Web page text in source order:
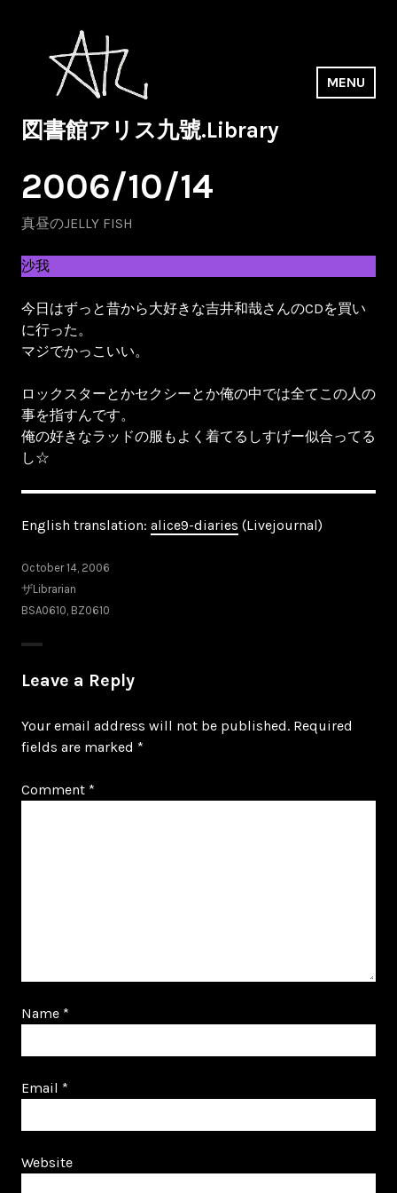
content
図書館アリス九號.Library
MENU
2006/10/14
真昼のJELLY FISH
沙我
今日はずっと昔から大好きな吉井和哉さんのCDを買い
に行った。
マジでかっこいい。
ロックスターとかセクシーとか俺の中では全てこの人の
事を指すんです。
俺の好きなラッドの服もよく着てるしすげー似合ってる
し☆
English translation: alice9-diaries (Livejournal)
October 14, 2006
ザLibrarian
BSA0610, BZ0610
Leave a Reply
Your email address will not be published. Required
fields are marked *
Comment *
Name *
Email *
Website